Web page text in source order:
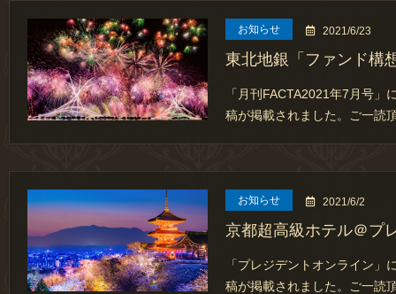
お知らせ 2021/6/23
東北地銀「ファンド構
「月刊FACTA2021年7月号
稿が掲載されました。ご一読
お知らせ 2021/6/2
京都超高級ホテル＠プ
「プレジデントオンライン
稿が掲載されました。ご一読